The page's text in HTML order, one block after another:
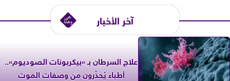
آخر الأخبار
علاج السرطان بـ «بيكربونات الصوديوم»..
أطباء يُحذّرون من وصفات الموت